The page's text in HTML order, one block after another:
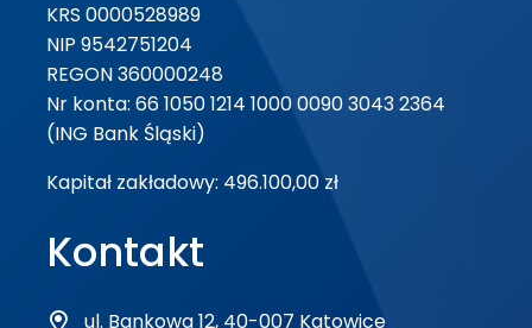
KRS 0000528989
NIP 9542751204
REGON 360000248
Nr konta: 66 1050 1214 1000 0090 3043 2364
(ING Bank Śląski)
Kapitał zakładowy: 496.100,00 zł
Kontakt
ul. Bankowa 12, 40-007 Katowice